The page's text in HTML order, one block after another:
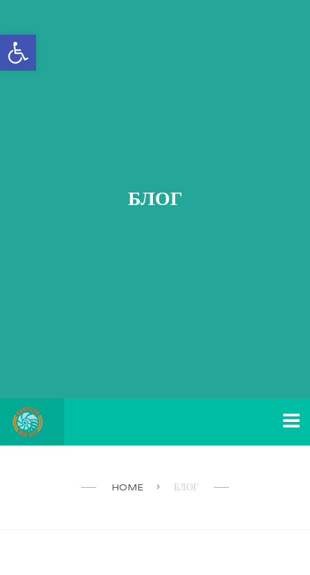
Открыть панель инструментов
БЛОГ
HOME БЛОГ